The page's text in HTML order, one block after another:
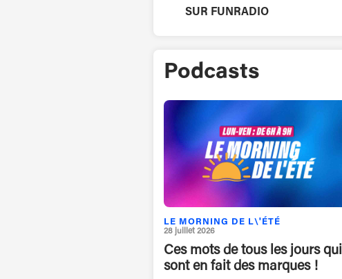
SUR FUNRADIO
Podcasts
LE MORNING DE L\'ÉTÉ
28 juillet 2026
Ces mots de tous les jours qui
sont en fait des marques !